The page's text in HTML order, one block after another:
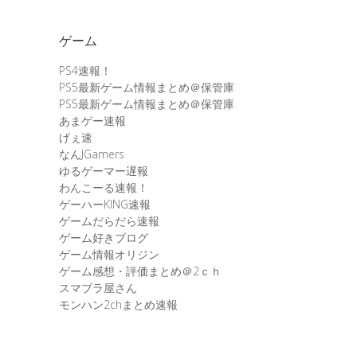
ゲーム
PS4速報！
PS5最新ゲーム情報まとめ＠保管庫
PS5最新ゲーム情報まとめ＠保管庫
あまゲー速報
げぇ速
なんJGamers
ゆるゲーマー遅報
わんこーる速報！
ゲーハーKING速報
ゲームだらだら速報
ゲーム好きブログ
ゲーム情報オリジン
ゲーム感想・評価まとめ＠2ｃｈ
スマブラ屋さん
モンハン2chまとめ速報